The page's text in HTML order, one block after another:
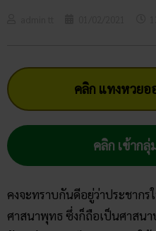
คลิก แทงหวยอ
คลิก เข้ากลุ่
คงจะทราบกันดีอยู่ว่าประชาก
ศาสนาพุทธ ซึ่งก็ถือเป็นศาสนา